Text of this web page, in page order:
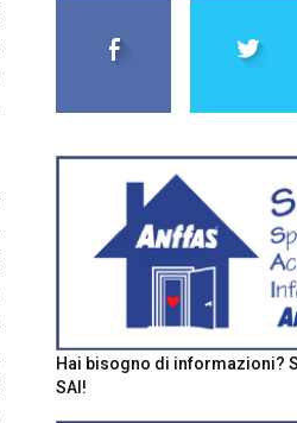
Hai bisogno di informazioni?
SAI!